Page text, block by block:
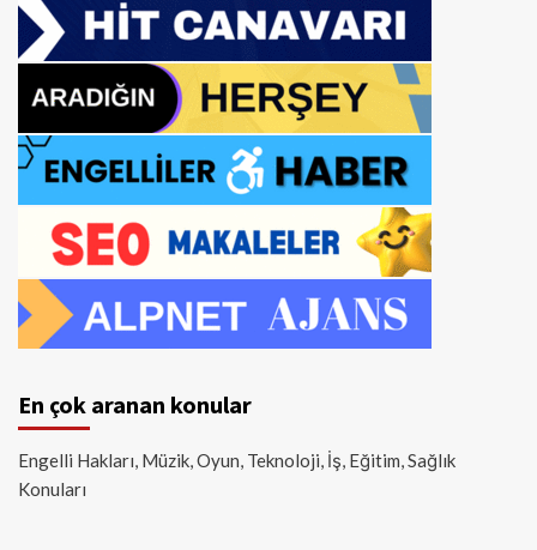
En çok aranan konular
Engelli Hakları, Müzik, Oyun, Teknoloji, İş, Eğitim, Sağlık
Konuları